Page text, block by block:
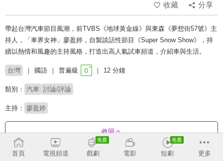
收藏
分享
帶起台灣汽車節目風潮，前TVBS《地球黃金線》與東森《夢想街57號》主
持人，「車界女神」廖盈婷，自製談話性節目《Super Snow Show》，持
續以熱情和風趣的主持風格，打造出高人氣試車頻道，介紹車與生活。
台灣 國語 普遍級 12 分鐘
類別： 汽車 討論/評論
主持： 廖盈婷
收回
首頁 電視頻道 戲劇 電影 短劇 更多